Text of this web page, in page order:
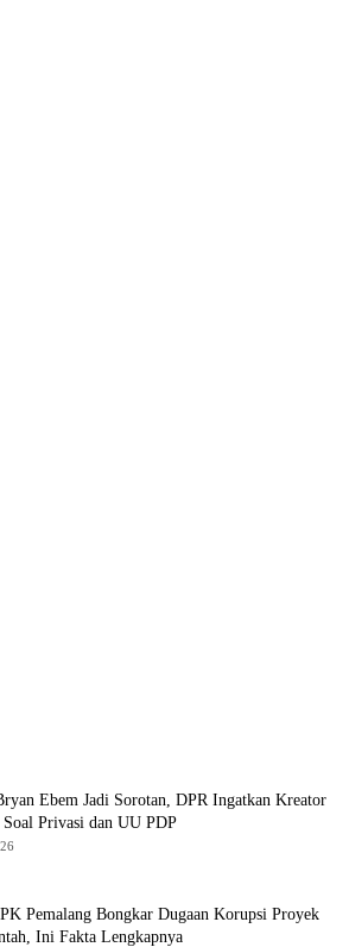
Ebem Jadi Sorotan, DPR Ingatkan Kreator
Privasi dan UU PDP
Pemalang Bongkar Dugaan Korupsi Proyek
Ini Fakta Lengkapnya